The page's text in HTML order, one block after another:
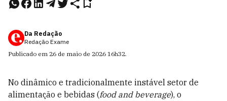
Da Redação
Redação Exame
Publicado em 26 de maio de 2026 16h32.
No dinâmico e tradicionalmente instável setor de
alimentação e bebidas (food and beverage), o